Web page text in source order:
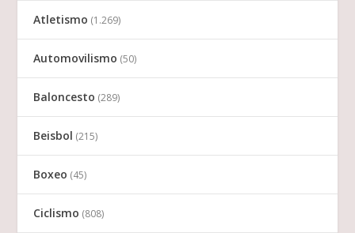
Atletismo (1.269)
Automovilismo (50)
Baloncesto (289)
Beisbol (215)
Boxeo (45)
Ciclismo (808)